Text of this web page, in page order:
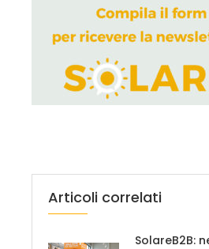
Articoli correlati
SolareB2B: